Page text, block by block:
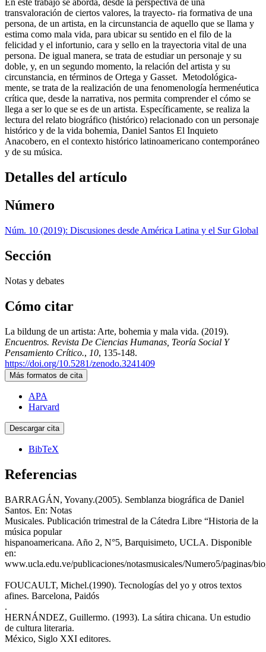
En este trabajo se aborda, desde la perspectiva de una
transvaloración de ciertos valores, la trayecto- ria formativa de una
persona, de un artista, en la circunstancia de aquello que se llama y
estima como mala vida, para ubicar su sentido en el filo de la
felicidad y el infortunio, cara y sello en la trayectoria vital de una
persona. De igual manera, se trata de estudiar un personaje y su
doble, y, en un segundo momento, la relación del artista y su
circunstancia, en términos de Ortega y Gasset. Metodológica-
mente, se trata de la realización de una fenomenología hermenéutica
crítica que, desde la narrativa, nos permita comprender el cómo se
llega a ser lo que se es de un artista. Específicamente, se realiza la
lectura del relato biográfico (histórico) relacionado con un personaje
histórico y de la vida bohemia, Daniel Santos El Inquieto
Anacobero, en el contexto histórico latinoamericano contemporáneo
y de su música.
Detalles del artículo
Número
Núm. 10 (2019): Discusiones desde América Latina y el Sur Global
Sección
Notas y debates
Cómo citar
La bildung de un artista: Arte, bohemia y mala vida. (2019).
Encuentros. Revista De Ciencias Humanas, Teoría Social Y
Pensamiento Crítico., 10, 135-148.
https://doi.org/10.5281/zenodo.3241409
Más formatos de cita
APA
Harvard
Descargar cita
BibTeX
Referencias
BARRAGÁN, Yovany.(2005). Semblanza biográfica de Daniel
Santos. En: Notas
Musicales. Publicación trimestral de la Cátedra Libre “Historia de la
música popular
hispanoamericana. Año 2, N°5, Barquisimeto, UCLA. Disponible
en:
www.ucla.edu.ve/publicaciones/notasmusicales/Numero5/paginas/
FOUCAULT, Michel.(1990). Tecnologías del yo y otros textos
afines. Barcelona, Paidós
.
HERNÁNDEZ, Guillermo. (1993). La sátira chicana. Un estudio
de cultura literaria.
México, Siglo XXI editores.